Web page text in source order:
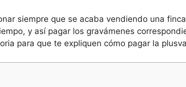
siempre que se acaba vendiendo una
y así pagar los gravámenes
para que te expliquen cómo pagar la